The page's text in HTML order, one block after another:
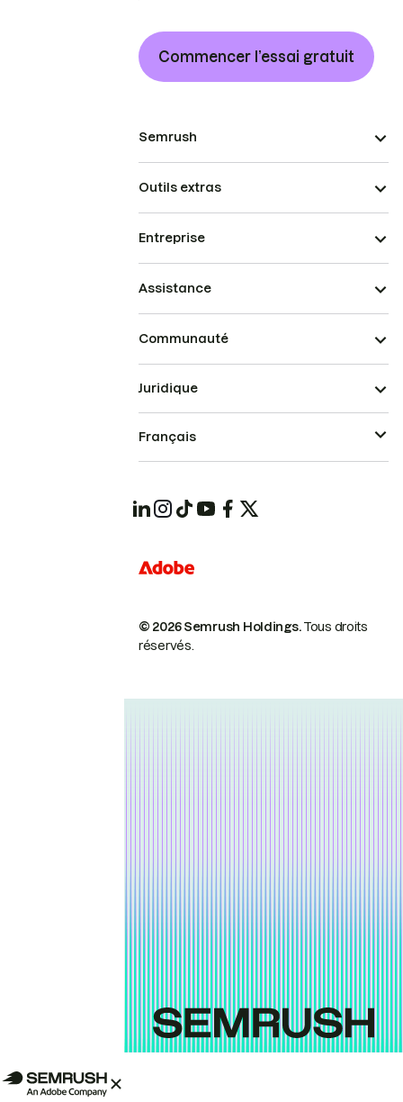
Commencer l’essai gratuit
Semrush
Outils extras
Entreprise
Assistance
Communauté
© 2026 Semrush Holdings.Tous droits
réservés.
Juridique
Français